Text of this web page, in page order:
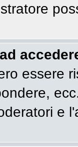
essere
e